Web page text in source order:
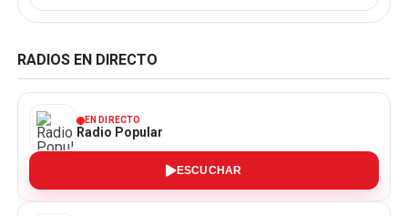
RADIOS EN DIRECTO
EN DIRECTO
Radio Popular
ESCUCHAR